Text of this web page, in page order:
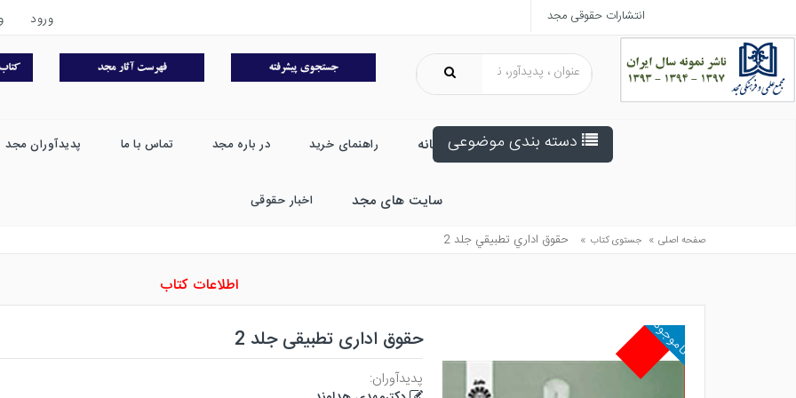
انتشارات حقوقی مجد ورود
دسته بندی موضوعی خانه راهنمای خرید در باره مجد تماس با ما پدیدآوران مجد
سایت های مجد اخبار حقوقی
صفحه اصلی » جستوی کتاب » حقوق اداري تطبيقي جلد 2
اطلاعات کتاب
ناموجود حقوق اداری تطبیقی جلد 2
پدیدآوران: